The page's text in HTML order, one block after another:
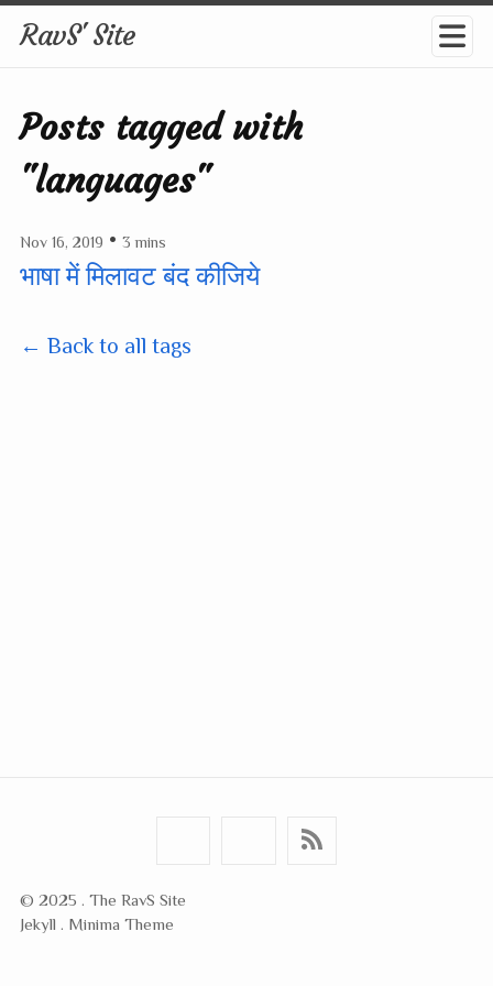
RavS' Site
Posts tagged with
"languages"
Nov 16, 2019 • 3 mins
भाषा में मिलावट बंद कीजिये
← Back to all tags
© 2025 . The RavS Site
Jekyll . Minima Theme